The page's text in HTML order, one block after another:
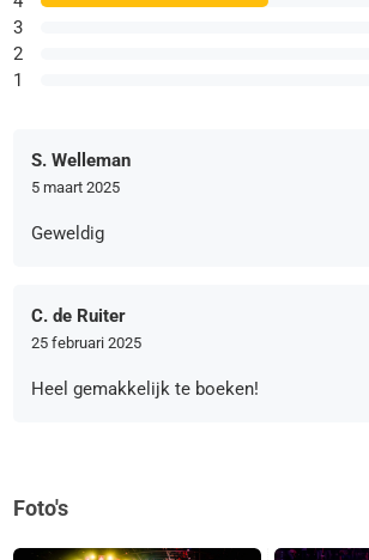
3
2
1
S. Welleman
5 maart 2025
Geweldig
C. de Ruiter
25 februari 2025
Heel gemakkelijk te boeken!
Foto's